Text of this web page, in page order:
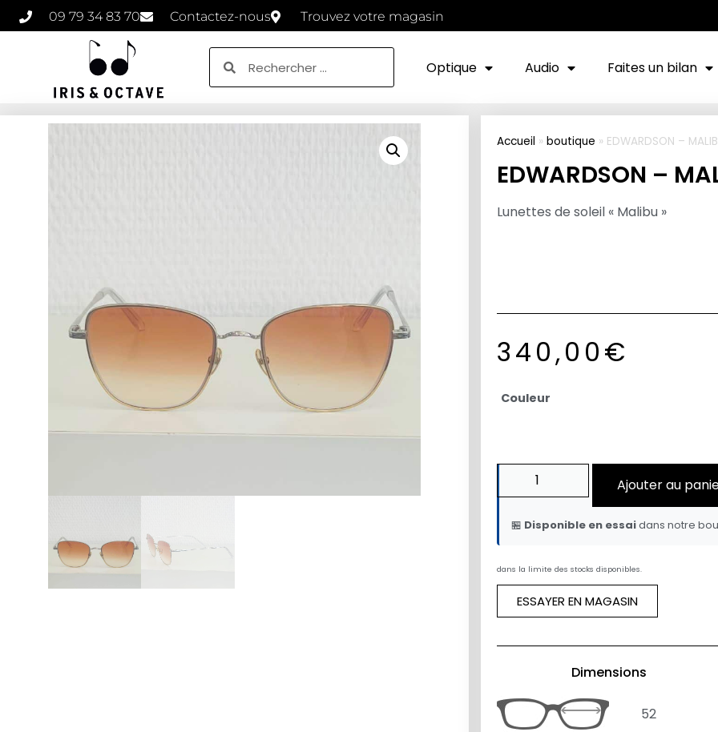
09 79 34 83 70 Contactez-nous Trouvez votre magasin
Optique Audio Faites un bilan
Accueil » boutique » EDWARDSON –
EDWARDSON –
Lunettes de soleil « Malibu »
340,00€
Couleur
Ajouter au
🏪 Disponible en essaidans notre
dans la limite des stocks disponibles.
ESSAYER EN MAGASIN
Dimensions
52